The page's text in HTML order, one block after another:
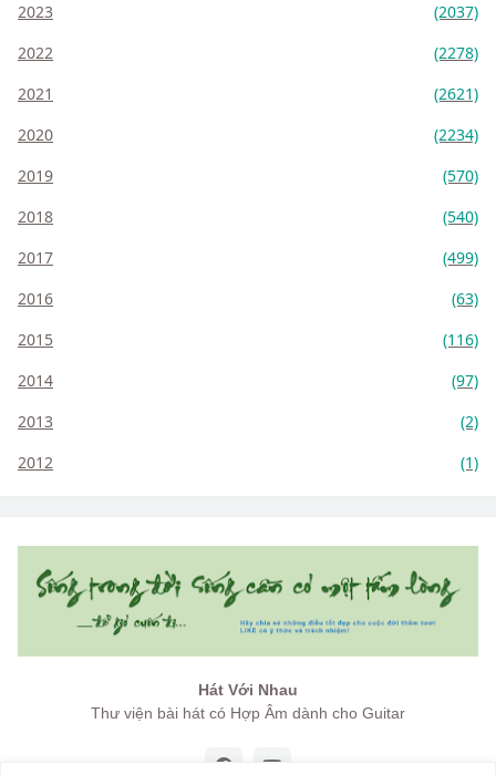
2023
(2037)
2022
(2278)
2021
(2621)
2020
(2234)
2019
(570)
2018
(540)
2017
(499)
2016
(63)
2015
(116)
2014
(97)
2013
(2)
2012
(1)
Hát Với Nhau
Thư viện bài hát có Hợp Âm dành cho Guitar